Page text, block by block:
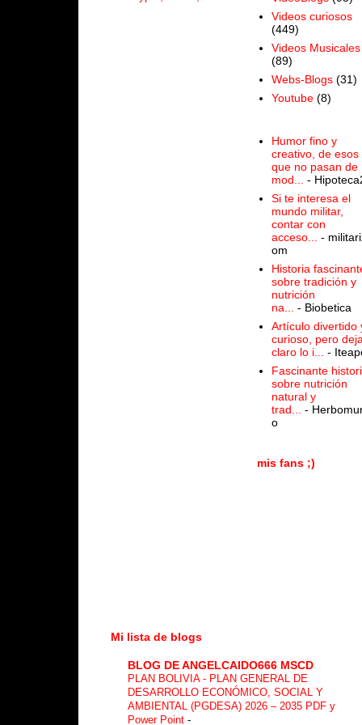
Videos curiosos
(449)
Videos Musicales
(89)
Webs-Blogs (31)
Youtube (8)
Humor fino y
creativo, de esos
que no pasan de
mod...
-
Si te interesa el
mundo militar,
contar con
acceso...
-
om
Historia
sobre tradición y
nutrición
na...
- Biobetica
Artículo divertido
curioso, pero deja
claro lo i...
-
Fascinante
sobre nutrición
natural y
trad...
-
o
mis fans ;)
Mi lista de blogs
BLOG DE ANGELCAIDO666 MSCD
PLAN BOLIVIA - PLAN GENERAL DE
DESARROLLO ECONÓMICO, SOCIAL Y
AMBIENTAL (PGDESA) 2026 – 2035 PDF y
Power Point -